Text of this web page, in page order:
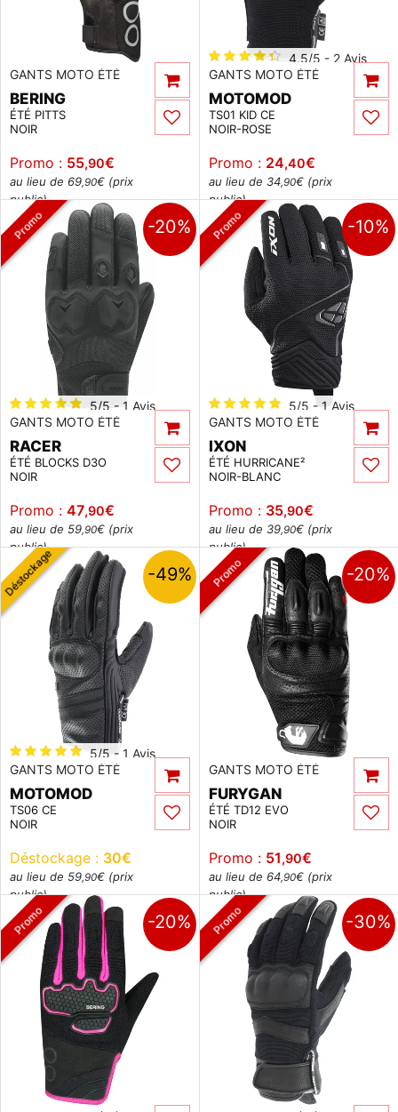
GANTS MOTO ÉTÉ
BERING
ÉTÉ PITTS
NOIR
Promo : 55,90€
au lieu de 69,90€ (prix
public)
4.5/5 - 2 Avis
GANTS MOTO ÉTÉ
MOTOMOD
TS01 KID CE
NOIR-ROSE
Promo : 24,40€
au lieu de 34,90€ (prix
public)
Promo -20%
5/5 - 1 Avis
GANTS MOTO ÉTÉ
RACER
ÉTÉ BLOCKS D3O
NOIR
Promo : 47,90€
au lieu de 59,90€ (prix
public)
Promo -10%
5/5 - 1 Avis
GANTS MOTO ÉTÉ
IXON
ÉTÉ HURRICANE²
NOIR-BLANC
Promo : 35,90€
au lieu de 39,90€ (prix
public)
Déstockage -49%
5/5 - 1 Avis
GANTS MOTO ÉTÉ
MOTOMOD
TS06 CE
NOIR
Déstockage : 30€
au lieu de 59,90€ (prix
public)
Promo -20%
GANTS MOTO ÉTÉ
FURYGAN
ÉTÉ TD12 EVO
NOIR
Promo : 51,90€
au lieu de 64,90€ (prix
public)
Promo -20% Promo -30%